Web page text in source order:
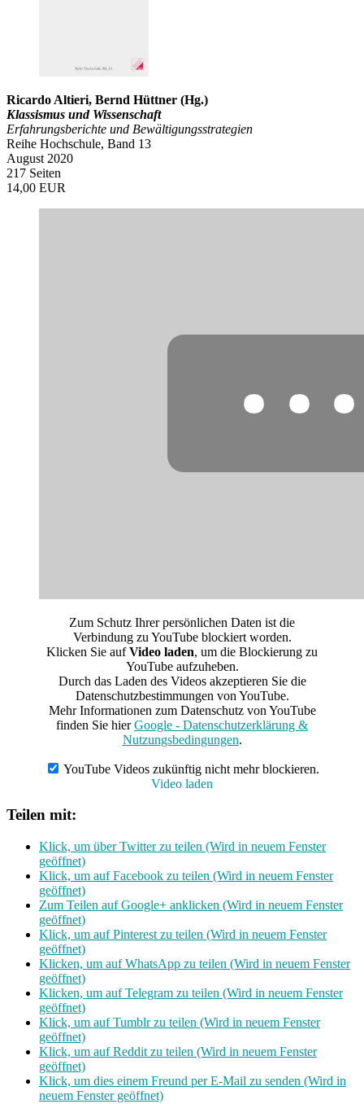
Ricardo Altieri, Bernd Hüttner (Hg.)
Klassismus und Wissenschaft
Erfahrungsberichte und Bewältigungsstrategien
Reihe Hochschule, Band 13
August 2020
217 Seiten
14,00 EUR
Zum Schutz Ihrer persönlichen Daten ist die
Verbindung zu YouTube blockiert worden.
Klicken Sie aufVideo laden, um die Blockierung zu
YouTube aufzuheben.
Durch das Laden des Videos akzeptieren Sie die
Datenschutzbestimmungen von YouTube.
Mehr Informationen zum Datenschutz von YouTube
finden Sie hierGoogle - Datenschutzerklärung &
Nutzungsbedingungen.
YouTube Videos zukünftig nicht mehr blockieren.
Video laden
Teilen mit:
Klick, um über Twitter zu teilen (Wird in neuem Fenster
geöffnet)
Klick, um auf Facebook zu teilen (Wird in neuem Fenster
geöffnet)
Zum Teilen auf Google+ anklicken (Wird in neuem Fenster
geöffnet)
Klick, um auf Pinterest zu teilen (Wird in neuem Fenster
geöffnet)
Klicken, um auf WhatsApp zu teilen (Wird in neuem Fenster
geöffnet)
Klicken, um auf Telegram zu teilen (Wird in neuem Fenster
geöffnet)
Klick, um auf Tumblr zu teilen (Wird in neuem Fenster
geöffnet)
Klick, um auf Reddit zu teilen (Wird in neuem Fenster
geöffnet)
Klick, um dies einem Freund per E-Mail zu senden (Wird in
neuem Fenster geöffnet)